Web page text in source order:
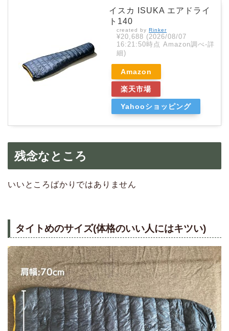
イスカ ISUKA エアドライ
ト140
created by Rinker
¥20,688 (2026/08/07
16:21:50時点 Amazon調べ-詳
細)
Amazon
楽天市場
Yahooショッピング
残念なところ
いいところばかりではありません
タイトめのサイズ(体格のいい人にはキツい)